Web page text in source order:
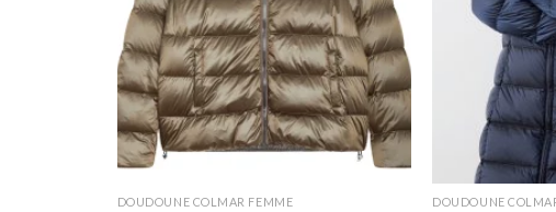
DOUDOUNE COLMAR FEMME DOUDOUNE